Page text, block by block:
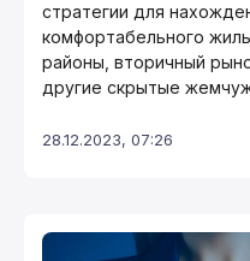
стратегии для
комфортабельного
районы, вторичный
другие скрытые
28.12.2023, 07:26